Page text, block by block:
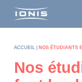
ACCUEIL NOS ÉTUDIANTS
Nos